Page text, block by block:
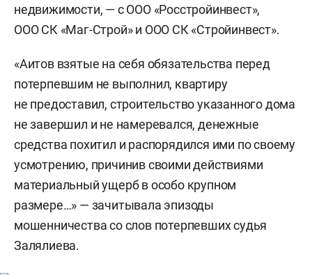
недвижимости, — с ООО «Росстройинвест»,
ООО СК «Маг-Строй» и ООО СК «Стройинвест».
«Аитов взятые на себя обязательства перед
потерпевшим не выполнил, квартиру
не предоставил, строительство указанного дома
не завершил и не намеревался, денежные
средства похитил и распорядился ими по своему
усмотрению, причинив своими действиями
материальный ущерб в особо крупном
размере…» — зачитывала эпизоды
мошенничества со слов потерпевших судья
Залялиева.